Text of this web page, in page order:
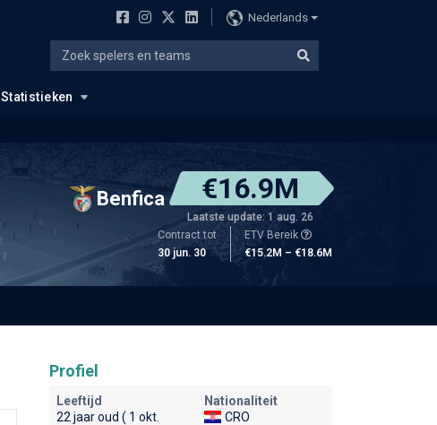
Nederlands
Statistieken
Benfica €16.9M
Laatste update: 1 aug. 26
Contract tot
30 jun. 30
ETV Bereik
€15.2M – €18.6M
Profiel
Leeftijd
22 jaar oud ( 1 okt.
Nationaliteit
CRO